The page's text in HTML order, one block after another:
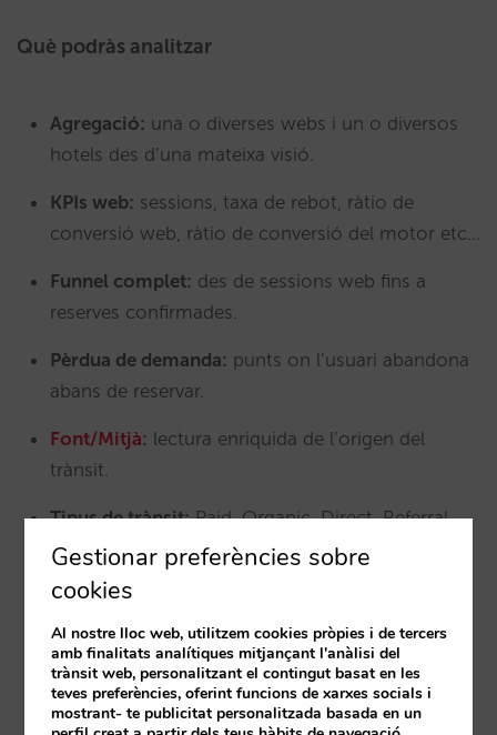
Què podràs analitzar
Agregació: una o diverses webs i un o diversos
hotels des d’una mateixa visió.
KPIs web: sessions, taxa de rebot, ràtio de
conversió web, ràtio de conversió del motor etc…
Funnel complet: des de sessions web fins a
reserves confirmades.
Pèrdua de demanda: punts on l’usuari abandona
abans de reservar.
Font/Mitjà: lectura enriquida de l’origen del
trànsit.
Tipus de trànsit:Paid, Organic, Direct, Referral,
Email i altres.
Canal i plataforma:
qualitatives creades per Mirai.
Cruu de dades:combinació de GA4 amb
informació comercial de l’informe de vendes.
Gestionar preferències sobre
cookies
Al nostre lloc web, utilitzem cookies pròpies i de tercers
amb finalitats analítiques mitjançant l'anàlisi del
trànsit web, personalitzant el contingut basat en les
teves preferències, oferint funcions de xarxes socials i
mostrant- te publicitat personalitzada basada en un